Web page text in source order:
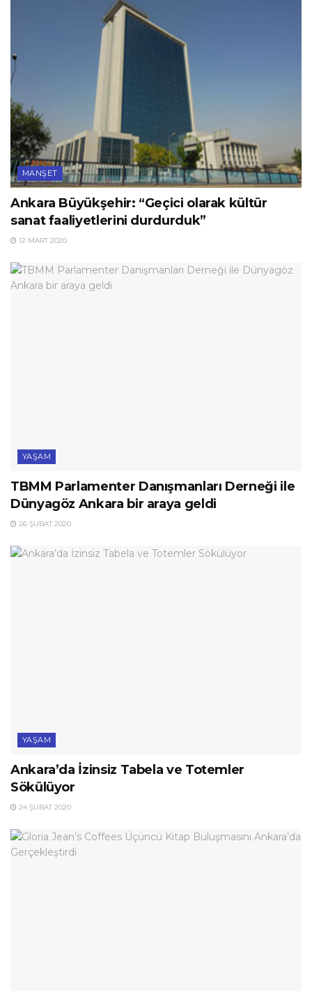
MANŞET
Ankara Büyükşehir: “Geçici olarak kültür
sanat faaliyetlerini durdurduk”
12 MART 2020
YAŞAM
TBMM Parlamenter Danışmanları Derneği ile
Dünyagöz Ankara bir araya geldi
26 ŞUBAT 2020
YAŞAM
Ankara’da İzinsiz Tabela ve Totemler
Sökülüyor
24 ŞUBAT 2020